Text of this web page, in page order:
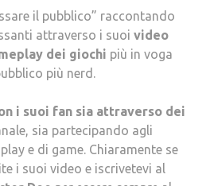
il pubblico” raccontando
attraverso i suoi video
dei giochi più in voga
più nerd.
i suoi fan sia attraverso dei
sia partecipando agli
e di game. Chiaramente se
i suoi video e iscrivetevi al